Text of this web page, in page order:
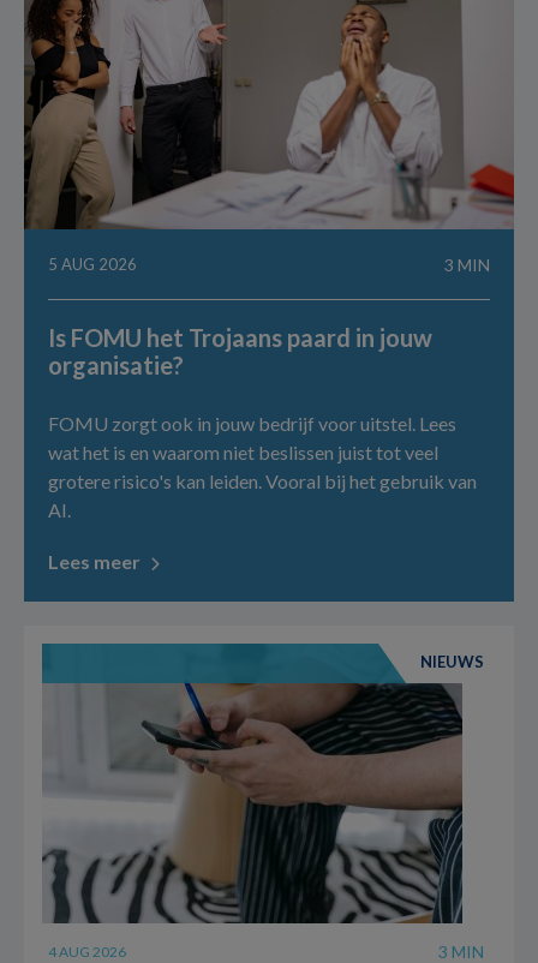
5 AUG 2026 3 MIN
Is FOMU het Trojaans paard in jouw
organisatie?
FOMU zorgt ook in jouw bedrijf voor uitstel. Lees
wat het is en waarom niet beslissen juist tot veel
grotere risico's kan leiden. Vooral bij het gebruik van
AI.
Lees meer
NIEUWS
4 AUG 2026 3 MIN